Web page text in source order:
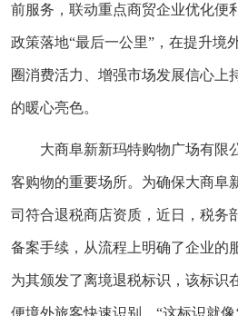
前服务，联动重点商贸企业优化便
政策落地“最后一公里”，在提升境
圈消费活力、增强市场发展信心上
的暖心亮色。
大商阜新新玛特购物广场有限
客购物的重要场所。为确保大商阜
司符合退税商店资质，近日，税务
备案手续，从流程上明确了企业的
为其颁发了离境退税标识，该标识
便境外旅客快速识别，“这标识就像